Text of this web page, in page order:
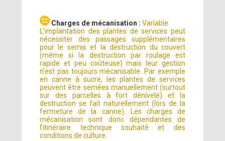
Charges de mécanisation :Variable
L’implantation des plantes de services peut
nécessiter des passages supplémentaires
pour le semis et la destruction du couvert
(même si la destruction par roulage est
rapide et peu coûteuse) mais leur gestion
n’est pas toujours mécanisable. Par exemple
en canne à sucre, les plantes de services
peuvent être semées manuellement (surtout
sur des parcelles à fort dénivelé) et la
destruction se fait naturellement (lors de la
fermeture de la canne). Les charges de
mécanisation sont donc dépendantes de
l’itinéraire technique souhaité et des
conditions de culture.